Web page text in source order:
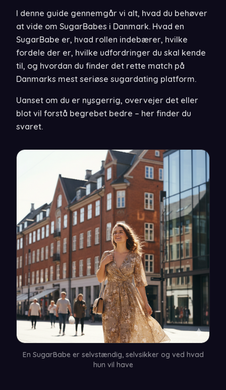
I denne guide gennemgår vi alt, hvad du behøver
at vide om SugarBabes i Danmark. Hvad en
SugarBabe er, hvad rollen indebærer, hvilke
fordele der er, hvilke udfordringer du skal kende
til, og hvordan du finder det rette match på
Danmarks mest seriøse sugardating platform.
Uanset om du er nysgerrig, overvejer det eller
blot vil forstå begrebet bedre – her finder du
svaret.
En SugarBabe er selvstændig, selvsikker og ved hvad
hun vil have